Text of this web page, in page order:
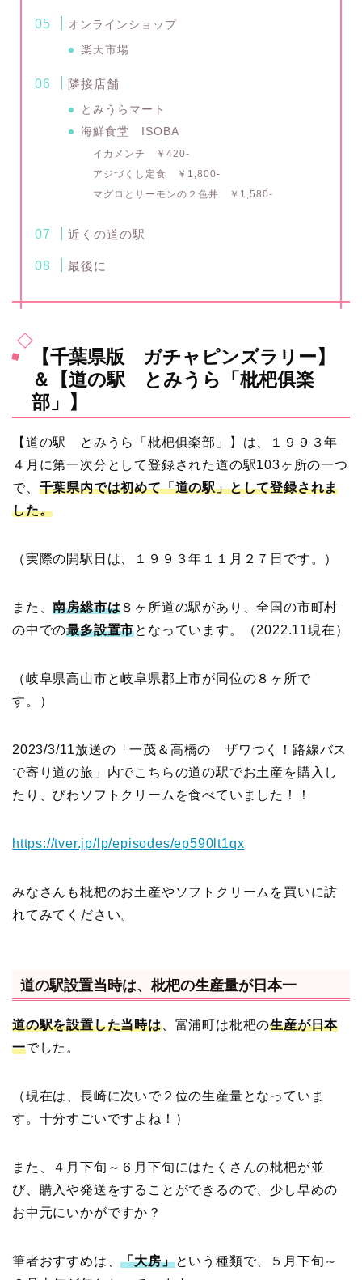
オンラインショップ
楽天市場
隣接店舗
とみうらマート
海鮮食堂 ISOBA
イカメンチ ￥420-
アジづくし定食 ￥1,800-
マグロとサーモンの２色丼 ￥1,580-
近くの道の駅
最後に
【千葉県版 ガチャピンズラリー】
＆【道の駅 とみうら「枇杷俱楽
部」】
【道の駅 とみうら「枇杷俱楽部」】は、１９９３年
４月に第一次分として登録された道の駅103ヶ所の一つ
で、 千葉県内では初めて「道の駅」として登録されま
した。
（実際の開駅日は、１９９３年１１月２７日です。）
また、南房総市は８ヶ所道の駅があり、全国の市町村
の中での最多設置市となっています。（2022.11現在）
（岐阜県高山市と岐阜県郡上市が同位の８ヶ所で
す。）
2023/3/11放送の「一茂＆高橋の ザワつく！路線バス
で寄り道の旅」内でこちらの道の駅でお土産を購入し
たり、びわソフトクリームを食べていました！！
https://tver.jp/lp/episodes/ep590lt1qx
みなさんも枇杷のお土産やソフトクリームを買いに訪
れてみてください。
道の駅設置当時は、枇杷の生産量が日本一
道の駅を設置した当時は、富浦町は枇杷の生産が日本
一でした。
（現在は、長崎に次いで２位の生産量となっていま
す。十分すごいですよね！）
また、４月下旬～６月下旬にはたくさんの枇杷が並
び、購入や発送をすることができるので、少し早めの
お中元にいかがですか？
筆者おすすめは、「大房」という種類で、５月下旬～